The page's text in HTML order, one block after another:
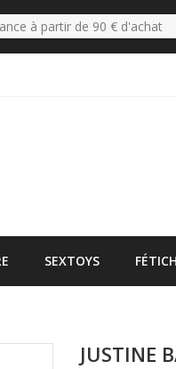
à partir de 90 €
SEXTOYS
JUSTINE